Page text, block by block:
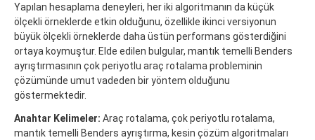
Yapılan hesaplama deneyleri, her iki algoritmanın da küçük
ölçekli örneklerde etkin olduğunu, özellikle ikinci versiyonun
büyük ölçekli örneklerde daha üstün performans gösterdiğini
ortaya koymuştur. Elde edilen bulgular, mantık temelli Benders
ayrıştırmasının çok periyotlu araç rotalama probleminin
çözümünde umut vadeden bir yöntem olduğunu
göstermektedir.
Anahtar Kelimeler: Araç rotalama, çok periyotlu rotalama,
mantık temelli Benders ayrıştırma, kesin çözüm algoritmaları